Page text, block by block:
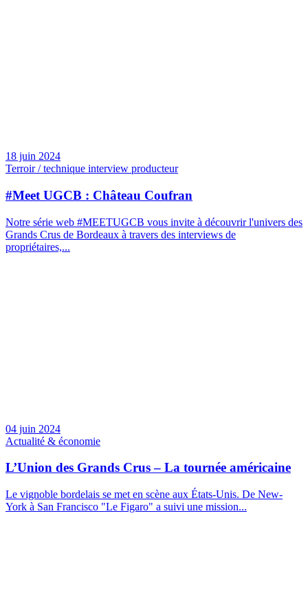
18 juin 2024
Terroir / technique interview producteur
#Meet UGCB : Château Coufran
Notre série web #MEETUGCB vous invite à découvrir l'univers des
Grands Crus de Bordeaux à travers des interviews de
propriétaires,...
04 juin 2024
Actualité & économie
L’Union des Grands Crus – La tournée américaine
Le vignoble bordelais se met en scène aux États-Unis. De New-
York à San Francisco "Le Figaro" a suivi une mission...